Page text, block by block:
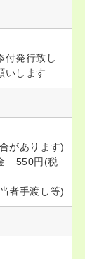
付発行致し
いします
があります)
550円(税
者手渡し等)